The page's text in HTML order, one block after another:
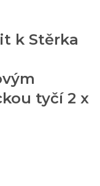
k Stěrka
tyčí 2 x